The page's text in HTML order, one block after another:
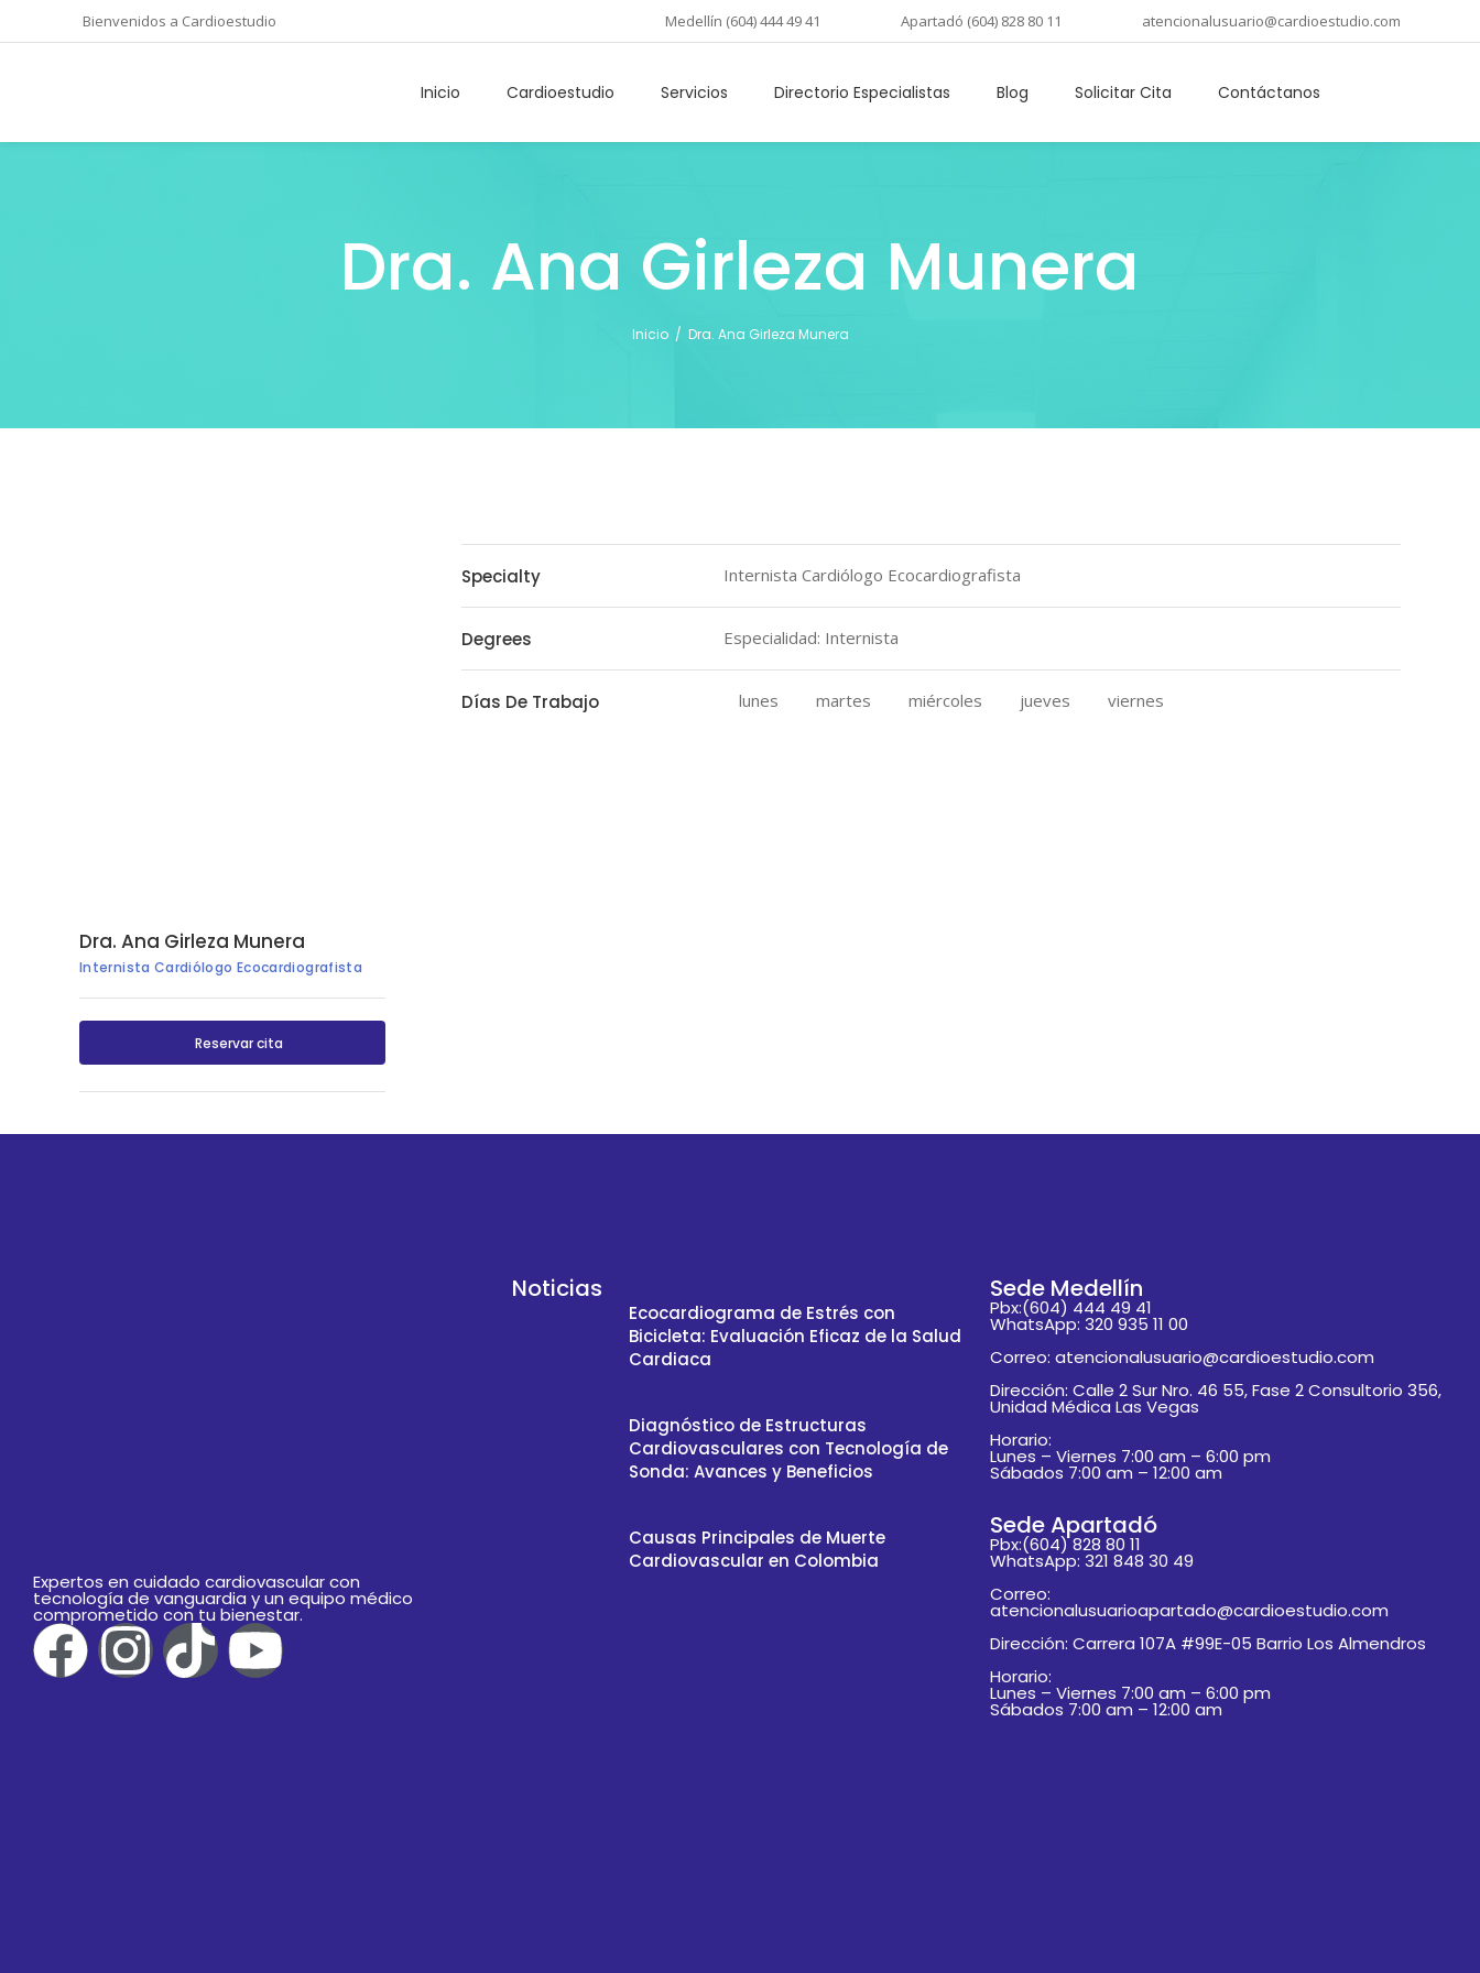
Bienvenidos a Cardioestudio Medellín (604) 444 49 41 Apartadó (604) 828 80 11 atencionalusuario@cardioestudio.com
Inicio Cardioestudio
Quienes Somos Derechos del Paciente
Política de Calidad
Servicios Directorio Especialistas Blog Solicitar Cita Contáctanos
Dra. Ana Girleza Munera
Inicio/ Dra. Ana Girleza Munera
Dra. Ana Girleza Munera
Internista Cardiólogo Ecocardiografista
Reservar cita
Specialty Internista Cardiólogo Ecocardiografista
Degrees Especialidad: Internista
Días De Trabajo lunes martes miércoles jueves viernes
Expertos en cuidado cardiovascular con
tecnología de vanguardia y un equipo médico
comprometido con tu bienestar.
Noticias
Ecocardiograma de Estrés con
Bicicleta: Evaluación Eficaz de la Salud
Cardiaca
Diagnóstico de Estructuras
Cardiovasculares con Tecnología de
Sonda: Avances y Beneficios
Causas Principales de Muerte
Cardiovascular en Colombia
Sede Medellín
Pbx:(604) 444 49 41
WhatsApp: 320 935 11 00
Correo: atencionalusuario@cardioestudio.com
Dirección: Calle 2 Sur Nro. 46 55, Fase 2 Consultorio 356,
Unidad Médica Las Vegas
Horario:
Lunes – Viernes 7:00 am – 6:00 pm
Sábados 7:00 am – 12:00 am
Sede Apartadó
Pbx:(604) 828 80 11
WhatsApp: 321 848 30 49
Correo:
atencionalusuarioapartado@cardioestudio.com
Dirección: Carrera 107A #99E-05 Barrio Los Almendros
Horario:
Lunes – Viernes 7:00 am – 6:00 pm
Sábados 7:00 am – 12:00 am